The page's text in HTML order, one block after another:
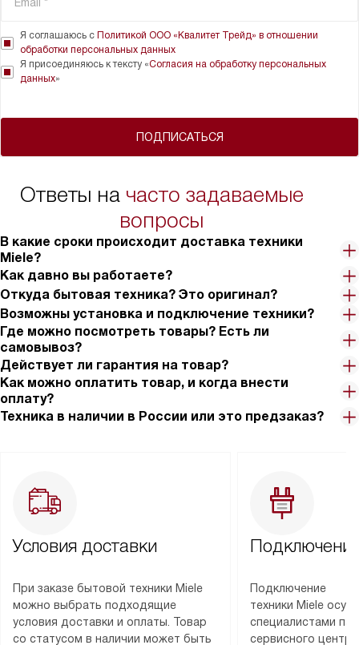
ПОДПИСАТЬСЯ
Я соглашаюсь с Политикой ООО «Квалитет Трейд» в отношении
обработки персональных данных
Я присоединяюсь к тексту «Согласия на обработку персональных
данных»
Ответы на часто задаваемые
вопросы
В какие сроки происходит доставка техники
Miele?
Как давно вы работаете?
Откуда бытовая техника? Это оригинал?
Возможны установка и подключение техники?
Где можно посмотреть товары? Есть ли
самовывоз?
Действует ли гарантия на товар?
Как можно оплатить товар, и когда внести
оплату?
Техника в наличии в России или это предзаказ?
Условия доставки
При заказе бытовой техники Miele
можно выбрать подходящие
условия доставки и оплаты. Товар
со статусом в наличии может быть
Подключение
техники Miele
специалистами
сервисного